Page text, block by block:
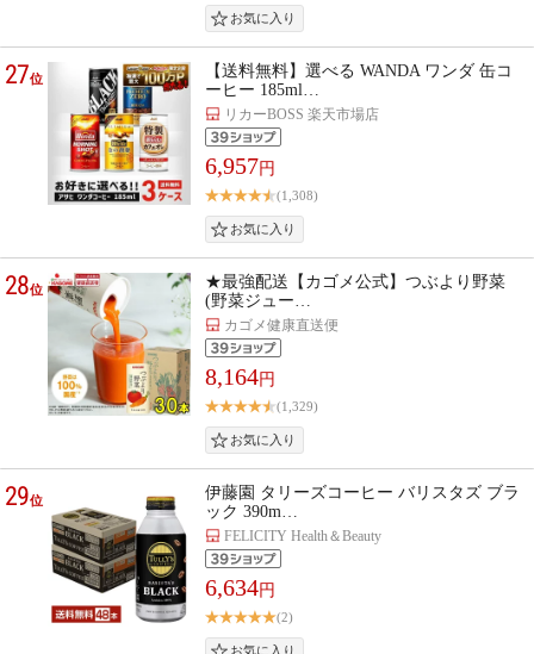
27位
【送料無料】選べる WANDA ワンダ 缶コ
ーヒー 185ml…
リカーBOSS 楽天市場店
6,957円
(1,308)
28位
★最強配送【カゴメ公式】つぶより野菜
(野菜ジュー…
カゴメ健康直送便
8,164円
(1,329)
29位
伊藤園 タリーズコーヒー バリスタズ ブラ
ック 390m…
FELICITY Health＆Beauty
6,634円
(2)